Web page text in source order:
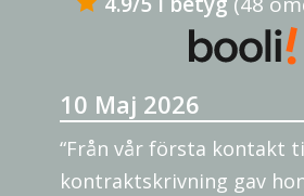
10 Maj 2026
“Från vår första kontakt
kontraktskrivning gav